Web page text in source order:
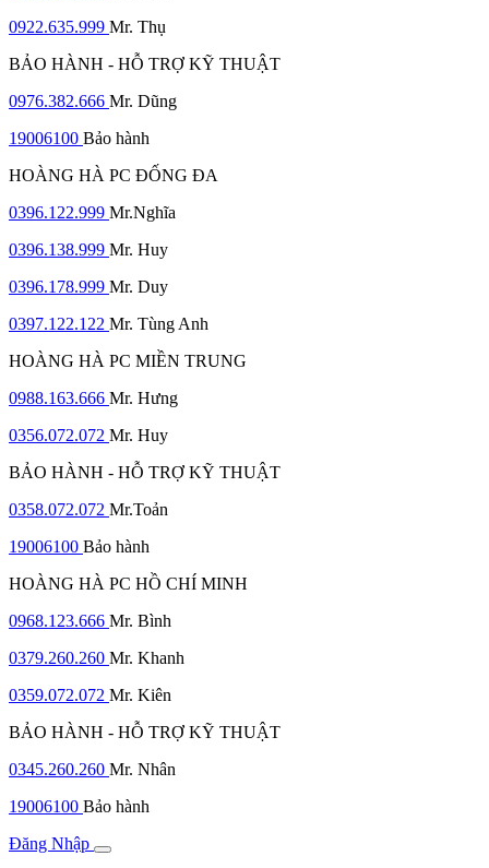
0922.635.999 Mr. Thụ
BẢO HÀNH - HỖ TRỢ KỸ THUẬT
0976.382.666 Mr. Dũng
19006100 Bảo hành
HOÀNG HÀ PC ĐỐNG ĐA
0396.122.999 Mr.Nghĩa
0396.138.999 Mr. Huy
0396.178.999 Mr. Duy
0397.122.122 Mr. Tùng Anh
HOÀNG HÀ PC MIỀN TRUNG
0988.163.666 Mr. Hưng
0356.072.072 Mr. Huy
BẢO HÀNH - HỖ TRỢ KỸ THUẬT
0358.072.072 Mr.Toản
19006100 Bảo hành
HOÀNG HÀ PC HỒ CHÍ MINH
0968.123.666 Mr. Bình
0379.260.260 Mr. Khanh
0359.072.072 Mr. Kiên
BẢO HÀNH - HỖ TRỢ KỸ THUẬT
0345.260.260 Mr. Nhân
19006100 Bảo hành
Đăng Nhập